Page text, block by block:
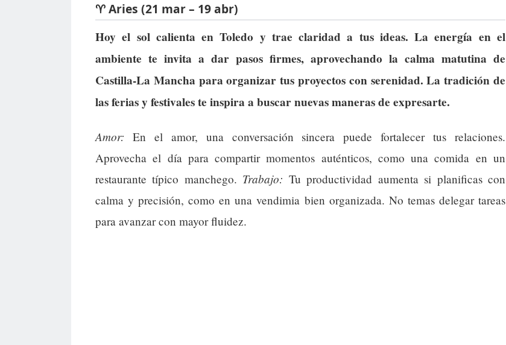
♈ Aries (21 mar – 19 abr)
Hoy el sol calienta en Toledo y trae claridad a tus ideas. La energía en el
ambiente te invita a dar pasos firmes, aprovechando la calma matutina de
Castilla-La Mancha para organizar tus proyectos con serenidad. La tradición de
las ferias y festivales te inspira a buscar nuevas maneras de expresarte.
Amor: En el amor, una conversación sincera puede fortalecer tus relaciones.
Aprovecha el día para compartir momentos auténticos, como una comida en un
restaurante típico manchego. Trabajo: Tu productividad aumenta si planificas con
calma y precisión, como en una vendimia bien organizada. No temas delegar tareas
para avanzar con mayor fluidez.